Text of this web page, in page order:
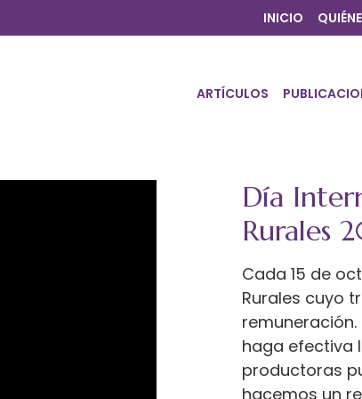
INICIO
ARTÍCULOS
Día
Rurales
Cada 15 de
Rurales cuyo
haga efectiva
productoras
hacemos un